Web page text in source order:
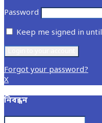
Password
Keep me signed in
Forgot your password?
X
নিবন্ধন